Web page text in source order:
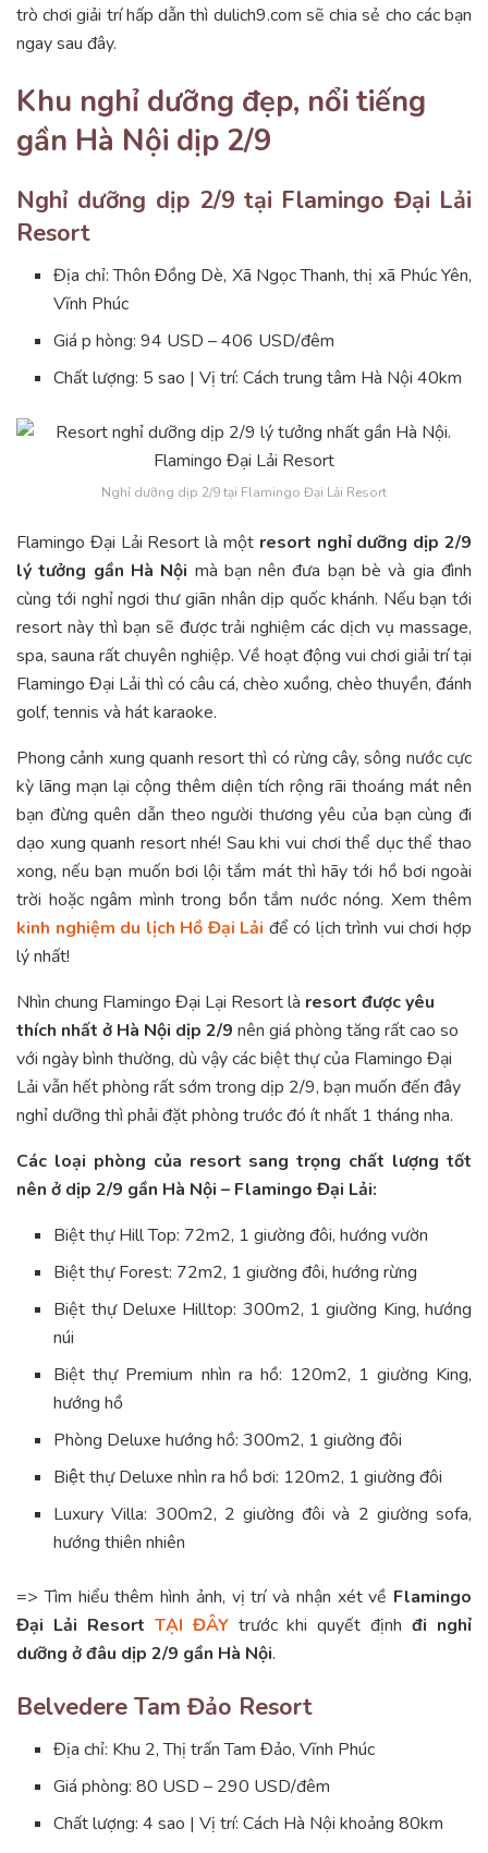
trò chơi giải trí hấp dẫn thì dulich9.com sẽ chia sẻ cho các bạn
ngay sau đây.
Khu nghỉ dưỡng đẹp, nổi tiếng
gần Hà Nội dịp 2/9
Nghỉ dưỡng dịp 2/9 tại Flamingo Đại Lải
Resort
Địa chỉ: Thôn Đồng Dè, Xã Ngọc Thanh, thị xã Phúc Yên,
Vĩnh Phúc
Giá p hòng: 94 USD – 406 USD/đêm
Chất lượng: 5 sao | Vị trí: Cách trung tâm Hà Nội 40km
Nghỉ dưỡng dịp 2/9 tại Flamingo Đại Lải Resort
Flamingo Đại Lải Resort là một resort nghỉ dưỡng dịp 2/9
lý tưởng gần Hà Nội mà bạn nên đưa bạn bè và gia đình
cùng tới nghỉ ngơi thư giãn nhân dịp quốc khánh. Nếu bạn tới
resort này thì bạn sẽ được trải nghiệm các dịch vụ massage,
spa, sauna rất chuyên nghiệp. Về hoạt động vui chơi giải trí tại
Flamingo Đại Lải thì có câu cá, chèo xuồng, chèo thuyền, đánh
golf, tennis và hát karaoke.
Phong cảnh xung quanh resort thì có rừng cây, sông nước cực
kỳ lãng mạn lại cộng thêm diện tích rộng rãi thoáng mát nên
bạn đừng quên dẫn theo người thương yêu của bạn cùng đi
dạo xung quanh resort nhé! Sau khi vui chơi thể dục thể thao
xong, nếu bạn muốn bơi lội tắm mát thì hãy tới hồ bơi ngoài
trời hoặc ngâm mình trong bồn tắm nước nóng. Xem thêm
kinh nghiệm du lịch Hồ Đại Lải để có lịch trình vui chơi hợp
lý nhất!
Nhìn chung Flamingo Đại Lại Resort là resort được yêu
thích nhất ở Hà Nội dịp 2/9 nên giá phòng tăng rất cao so
với ngày bình thường, dù vậy các biệt thự của Flamingo Đại
Lải vẫn hết phòng rất sớm trong dịp 2/9, bạn muốn đến đây
nghỉ dưỡng thì phải đặt phòng trước đó ít nhất 1 tháng nha.
Các loại phòng của resort sang trọng chất lượng tốt
nên ở dịp 2/9 gần Hà Nội – Flamingo Đại Lải:
Biệt thự Hill Top: 72m2, 1 giường đôi, hướng vườn
Biệt thự Forest: 72m2, 1 giường đôi, hướng rừng
Biệt thự Deluxe Hilltop: 300m2, 1 giường King, hướng
núi
Biệt thự Premium nhìn ra hồ: 120m2, 1 giường King,
hướng hồ
Phòng Deluxe hướng hồ: 300m2, 1 giường đôi
Biệt thự Deluxe nhìn ra hồ bơi: 120m2, 1 giường đôi
Luxury Villa: 300m2, 2 giường đôi và 2 giường sofa,
hướng thiên nhiên
=> Tìm hiểu thêm hình ảnh, vị trí và nhận xét về Flamingo
Đại Lải Resort TẠI ĐÂYtrước khi quyết địnhđi nghỉ
dưỡng ở đâu dịp 2/9 gần Hà Nội.
Belvedere Tam Đảo Resort
Địa chỉ: Khu 2, Thị trấn Tam Đảo, Vĩnh Phúc
Giá phòng: 80 USD – 290 USD/đêm
Chất lượng: 4 sao | Vị trí: Cách Hà Nội khoảng 80km